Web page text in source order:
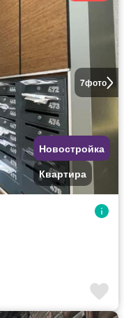
7фото
Новостройка
Квартира